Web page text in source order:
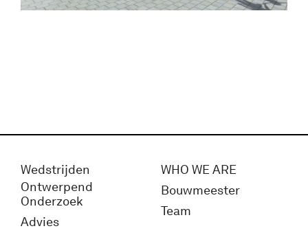
Wedstrijden
Ontwerpend
Onderzoek
Advies
WHO WE ARE
Bouwmeester
Team